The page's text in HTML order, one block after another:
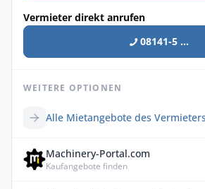
Vermieter direkt anrufen
08141-5 ...
WEITERE OPTIONEN
Alle Mietangebote des
Machinery-Portal.com
Kaufangebote finden